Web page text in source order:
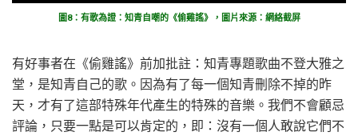
圖8：有歌為證：知青自嘲的《偷雞謠》，圖片來源：網絡截屏
有好事者在《偷雞謠》前加批註：知青專題歌曲不登大雅之
堂，是知青自己的歌。因為有了每一個知青刪除不掉的昨
天，才有了這部特殊年代產生的特殊的音樂。我們不會顧忌
評論，只要一點是可以肯定的，即：沒有一個人敢說它們不